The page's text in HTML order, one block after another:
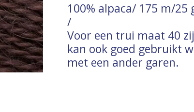
100% alpaca/ 175 m/
/
Voor een trui maat 40
kan ook goed gebruikt
met een ander garen.